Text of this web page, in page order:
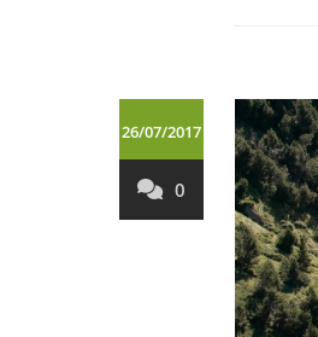
26/07/2017
0